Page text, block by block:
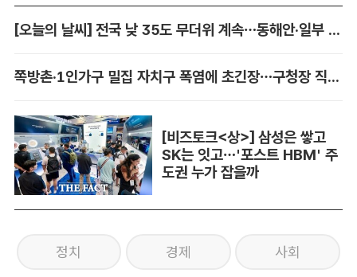
[오늘의 날씨] 전국 낮 35도 무더위 계속…동해안·일부 지역 비
쪽방촌·1인가구 밀집 자치구 폭염에 초긴장…구청장 직접 챙긴다
[비즈토크<상>] 삼성은 쌓고
SK는 잇고…'포스트 HBM' 주
도권 누가 잡을까
정치 경제 사회